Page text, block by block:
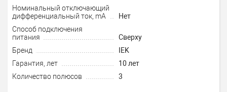
Номинальный отключающий
дифференциальный ток, mA
Нет
Способ подключения
питания
Сверху
Бренд
IEK
Гарантия, лет
10 лет
Количество полюсов
3